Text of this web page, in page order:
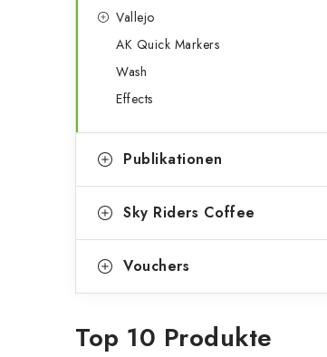
Vallejo
AK Quick Markers
Wash
Effects
Publikationen
Sky Riders Coffee
Vouchers
Top 10 Produkte